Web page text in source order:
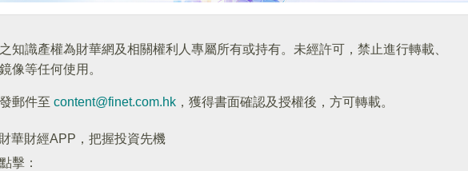
知識產權為財華網及相關權利人專屬所有或持有。未經許可，禁止進行轉載、
像等任何使用。
郵件至 content@finet.com.hk ，獲得書面確認及授權後，方可轉載。
華財經APP，把握投資先機
擊：